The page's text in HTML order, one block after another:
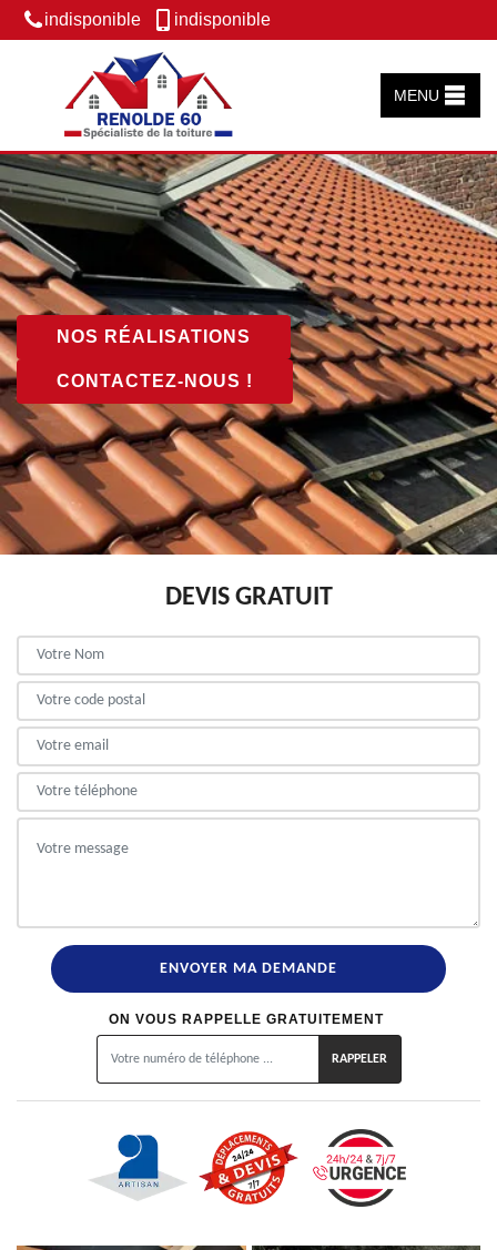
indisponible indisponible
MENU
NOS RÉALISATIONS
CONTACTEZ-NOUS !
DEVIS GRATUIT
ON VOUS RAPPELLE GRATUITEMENT